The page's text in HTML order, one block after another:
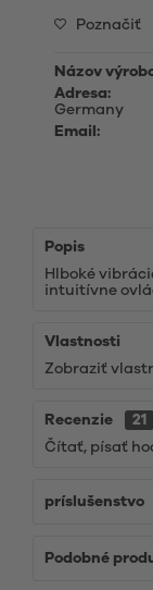
Poznačiť
Názov
Adresa:
Germany
Email:
Popis
Hlboké
intuitívne
Vlastnosti
Zobraziť
Recenzie
21
Čítať, písať
príslušenstvo
Podobné